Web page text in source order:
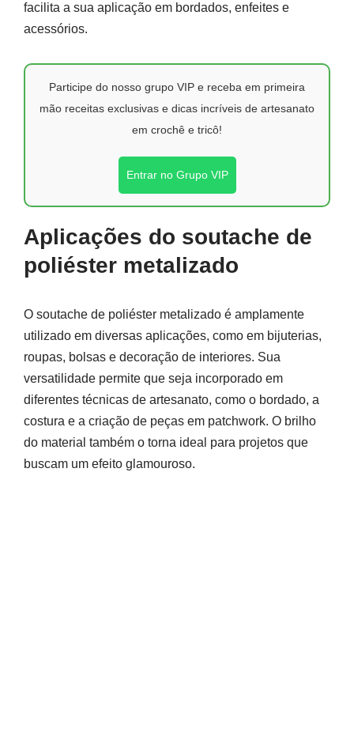
facilita a sua aplicação em bordados, enfeites e
acessórios.
Participe do nosso grupo VIP e receba em primeira
mão receitas exclusivas e dicas incríveis de artesanato
em crochê e tricô!
Entrar no Grupo VIP
Aplicações do soutache de
poliéster metalizado
O soutache de poliéster metalizado é amplamente
utilizado em diversas aplicações, como em bijuterias,
roupas, bolsas e decoração de interiores. Sua
versatilidade permite que seja incorporado em
diferentes técnicas de artesanato, como o bordado, a
costura e a criação de peças em patchwork. O brilho
do material também o torna ideal para projetos que
buscam um efeito glamouroso.